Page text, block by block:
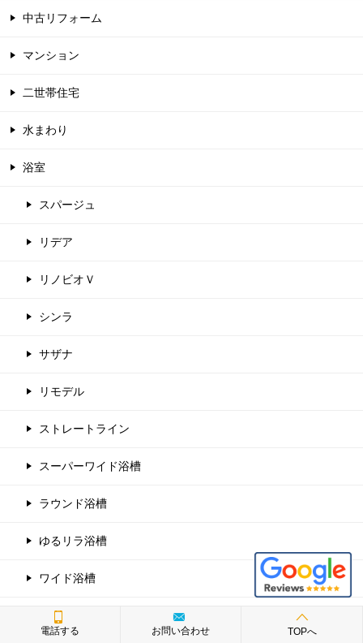
中古リフォーム
マンション
二世帯住宅
水まわり
浴室
スパージュ
リデア
リノビオＶ
シンラ
サザナ
リモデル
ストレートライン
スーパーワイド浴槽
ラウンド浴槽
ゆるリラ浴槽
ワイド浴槽
スクエア浴槽
電話する お問い合わせ TOPへ